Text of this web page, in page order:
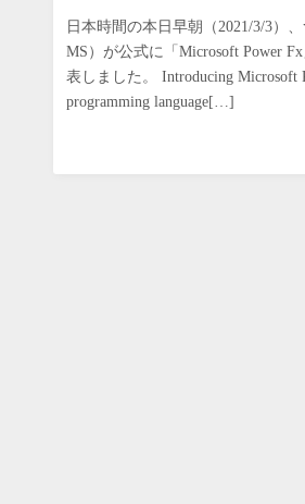
日本時間の本日早朝（2021/3/3）
MS）が公式に「Microsoft Power
表しました。 Introducing Microsoft
programming language[…]